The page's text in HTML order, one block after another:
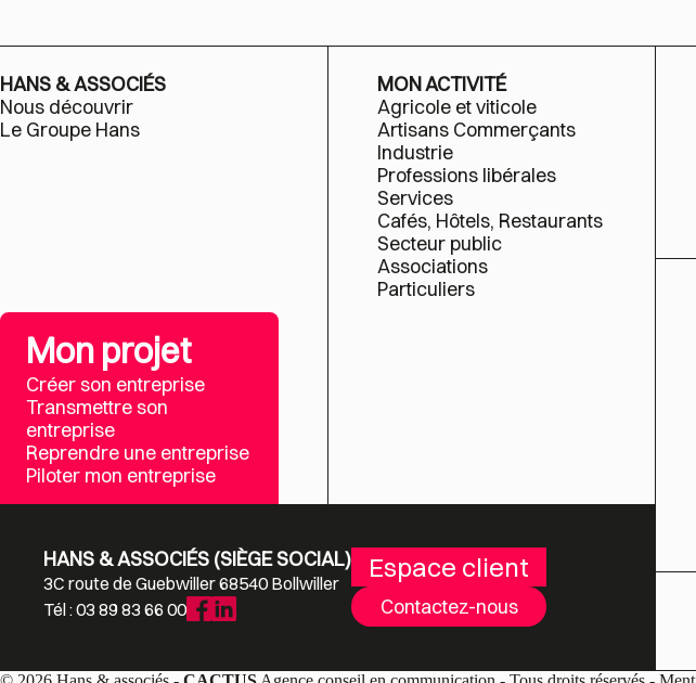
HANS & ASSOCIÉS
Nous découvrir
Le Groupe Hans
Mon projet
Créer son entreprise
Transmettre son
entreprise
Reprendre une entreprise
Piloter mon entreprise
MON ACTIVITÉ
Agricole et viticole
Artisans Commerçants
Industrie
Professions libérales
Services
Cafés, Hôtels, Restaurants
Secteur public
Associations
Particuliers
HANS & ASSOCIÉS (SIÈGE SOCIAL)
3C route de Guebwiller 68540 Bollwiller
Tél : 03 89 83 66 00
Espace client
Contactez-nous